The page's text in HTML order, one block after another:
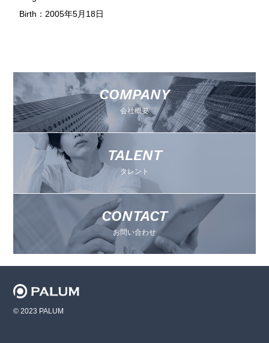
Birth：2005年5月18日
COMPANY
会社概要
TALENT
タレント
CONTACT
お問い合わせ
© 2023 PALUM